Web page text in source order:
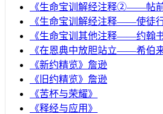
《生命宝训解经注释②——帖
《生命宝训解经注释——使徒
《生命宝训其他注释——约翰书
《在恩典中放胆站立——希伯
《新约精览》詹逊
《旧约精览》詹逊
《苦杯与荣耀》
《释经与应用》